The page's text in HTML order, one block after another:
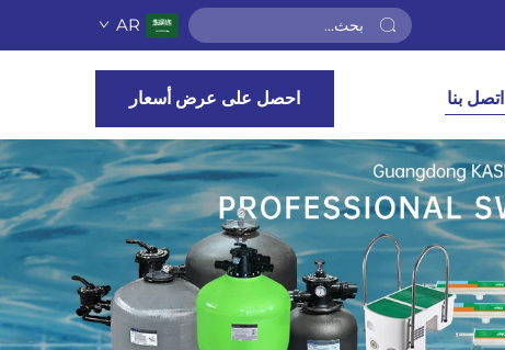
AR
اتصل بنا احصل على عرض أسعار